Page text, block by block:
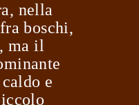
nella
boschi,
ma il
e